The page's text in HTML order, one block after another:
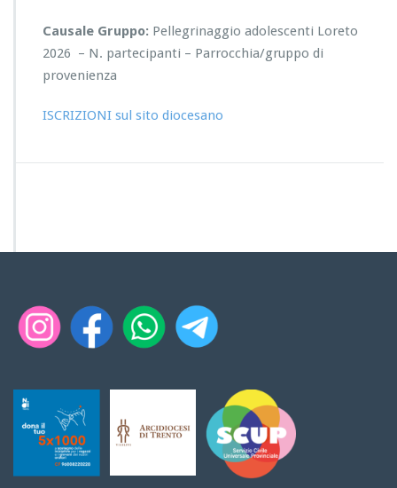
Causale Gruppo: Pellegrinaggio adolescenti Loreto
2026 – N. partecipanti – Parrocchia/gruppo di
provenienza
ISCRIZIONI sul sito diocesano